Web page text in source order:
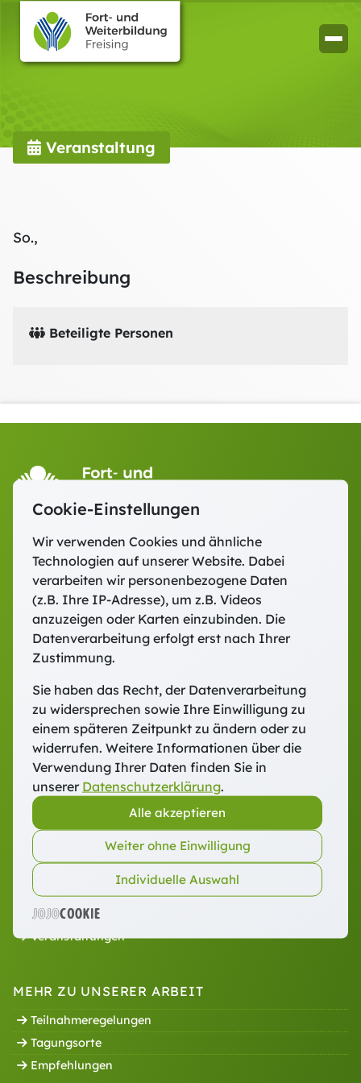
Veranstaltung
So.,
Beschreibung
Beteiligte Personen
Fort- und Weiterbildung Freising
Domberg 27 · 85354 Freising
Telefon:+49 (0) 8161 88540-0
E-Mail: fwb@dombergcampus.de
Ausgewählte Inhalte für Sie:
UNSER ANGEBOT
Veranstaltungen
Weiterbildungen
Referent:innen
CAMPUS FÜHREN UND LEITEN
Informationen
Veranstaltungen
MEHR ZU UNSERER ARBEIT
Teilnahmeregelungen
Tagungsorte
Empfehlungen
Cookie-Einstellungen
Wir verwenden Cookies und ähnliche
Technologien auf unserer Website. Dabei
verarbeiten wir personenbezogene Daten
(z.B. Ihre IP-Adresse), um z.B. Videos
anzuzeigen oder Karten einzubinden. Die
Datenverarbeitung erfolgt erst nach Ihrer
Zustimmung.
Sie haben das Recht, der Datenverarbeitung
zu widersprechen sowie Ihre Einwilligung zu
einem späteren Zeitpunkt zu ändern oder zu
widerrufen. Weitere Informationen über die
Verwendung Ihrer Daten finden Sie in
unserer Datenschutzerklärung.
Alle akzeptieren
Weiter ohne Einwilligung
Individuelle Auswahl